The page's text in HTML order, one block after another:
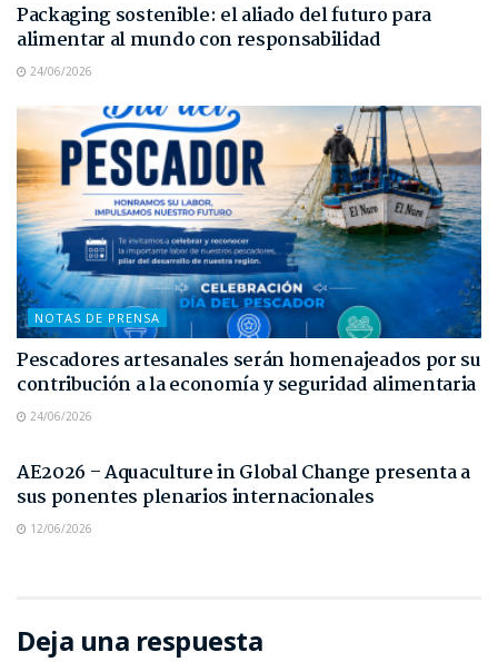
Packaging sostenible: el aliado del futuro para
alimentar al mundo con responsabilidad
24/06/2026
NOTAS DE PRENSA
Pescadores artesanales serán homenajeados por su
contribución a la economía y seguridad alimentaria
24/06/2026
AE2026 – Aquaculture in Global Change presenta a
sus ponentes plenarios internacionales
12/06/2026
Deja una respuesta